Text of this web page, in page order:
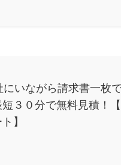
いながら請求書一枚
３０分で無料見積！
】